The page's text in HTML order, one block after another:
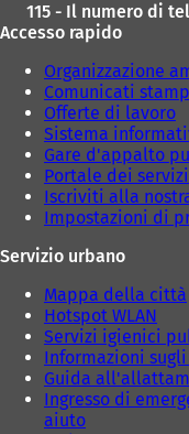
115 - Il numero di
Accesso rapido
Organizzazione
Comunicati
Offerte di lavoro
Sistema
Gare d'appalto
Portale dei
Iscriviti alla
Impostazioni di
Servizio urbano
Mappa della città
Hotspot WLAN
Servizi igienici
Informazioni
Guida
Ingresso di
aiuto